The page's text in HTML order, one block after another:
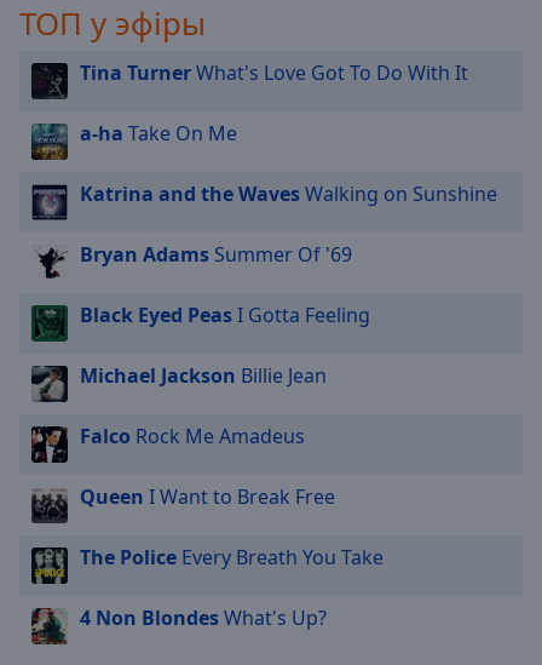
ТОП у эфіры
Tina TurnerWhat's Love Got To Do With It
a-ha Take On Me
Katrina and the WavesWalking on Sunshine
Bryan Adams Summer Of '69
Black Eyed PeasI Gotta Feeling
Michael Jackson Billie Jean
Falco Rock Me Amadeus
Queen I Want to Break Free
The Police Every Breath You Take
4 Non BlondesWhat's Up?